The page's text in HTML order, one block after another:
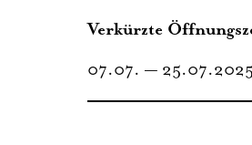
Ver­kürz­te
07.07. —